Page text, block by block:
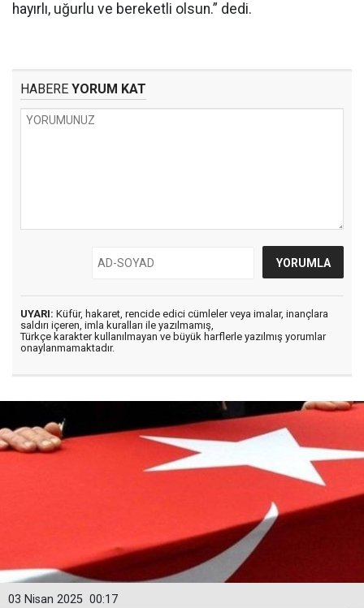
hayırlı, uğurlu ve bereketli olsun.” dedi.
HABERE YORUM KAT
UYARI: Küfür, hakaret, rencide edici cümleler veya imalar, inançlara
saldırı içeren, imla kuralları ile yazılmamış,
Türkçe karakter kullanılmayan ve büyük harflerle yazılmış yorumlar
onaylanmamaktadır.
00:17
03 Nisan 2025